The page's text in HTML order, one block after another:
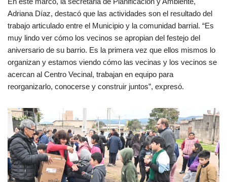
Adriana Díaz, destacó que las actividades son el resultado del
trabajo articulado entre el Municipio y la comunidad barrial. “Es
muy lindo ver cómo los vecinos se apropian del festejo del
aniversario de su barrio. Es la primera vez que ellos mismos lo
organizan y estamos viendo cómo las vecinas y los vecinos se
acercan al Centro Vecinal, trabajan en equipo para
reorganizarlo, conocerse y construir juntos”, expresó.